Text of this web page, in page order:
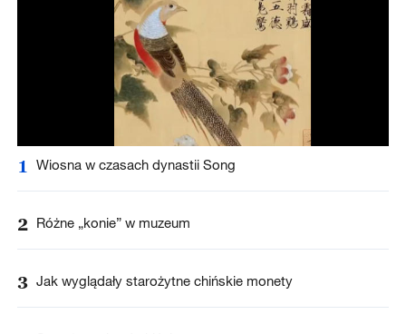
1 Wiosna w czasach dynastii Song
2 Różne „konie” w muzeum
3 Jak wyglądały starożytne chińskie monety